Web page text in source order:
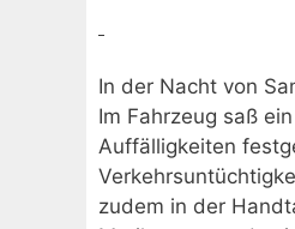
In der Nacht von
Im Fahrzeug saß
Auffälligkeiten
zudem in der